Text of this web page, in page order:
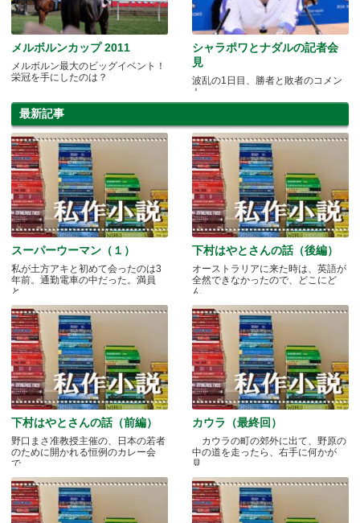
メルボルンカップ 2011
メルボルン最大のビッグイベント！
栄冠を手にしたのは？
シャラポワとナダルの記者会
見
波乱の1日目、勝者と敗者のコメン
ト
最新記事
スーパーウーマン（１）
私が土方アキと初めて会ったのは3
年前。通勤電車の中だった。満員
と.....
下村はやとさんの話（後編）
オーストラリアに来た時は、英語が
全然できなかったので、どこにど
ん.....
下村はやとさんの話（前編）
野口まさ准教授主催の、日本の若者
のために開かれる恒例のカレー会
で.....
カウラ（最終回）
カウラの町の郊外に出て、野原の
中の道を走ったら、右手に何かが
見.....